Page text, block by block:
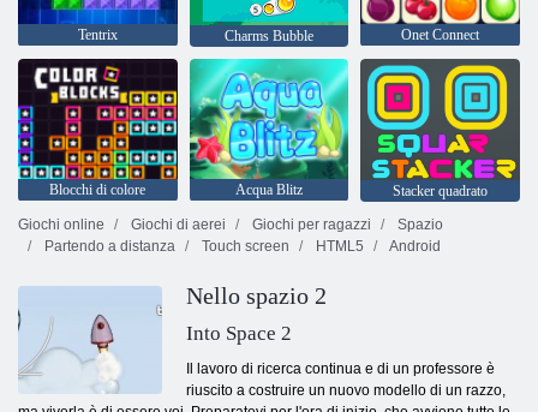
Tentrix Charms Bubble Onet Connect
Blocchi di colore Acqua Blitz
Stacker quadrato
Giochi online
Giochi di aerei Giochi per ragazzi
Spazio
Partendo a distanza
Touch screen HTML5 Android
Nello spazio 2
Into Space 2
Il lavoro di ricerca continua e di un professore è
riuscito a costruire un nuovo modello di un razzo,